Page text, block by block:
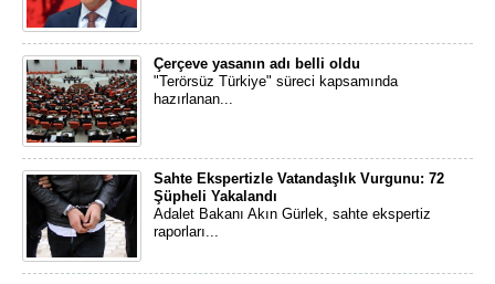
Çerçeve yasanın adı belli oldu
"Terörsüz Türkiye" süreci kapsamında
hazırlanan...
Sahte Ekspertizle Vatandaşlık Vurgunu: 72
Şüpheli Yakalandı
Adalet Bakanı Akın Gürlek, sahte ekspertiz
raporları...